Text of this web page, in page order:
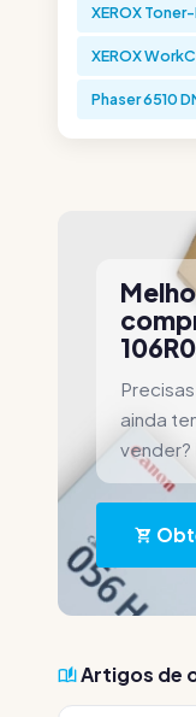
XEROX
XEROX
Phaser 6510
ainda
Artigos de